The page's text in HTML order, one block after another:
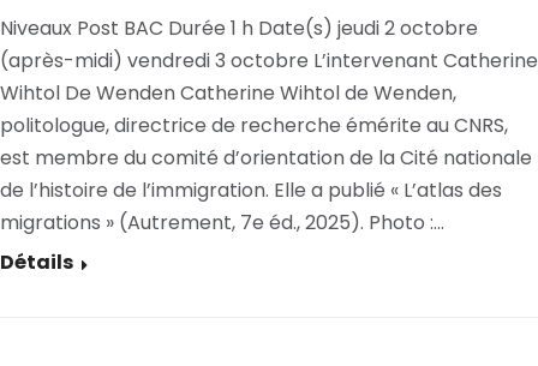
Niveaux Post BAC Durée 1 h Date(s) jeudi 2 octobre
(après-midi) vendredi 3 octobre L’intervenant Catherine
Wihtol De Wenden Catherine Wihtol de Wenden,
politologue, directrice de recherche émérite au CNRS,
est membre du comité d’orientation de la Cité nationale
de l’histoire de l’immigration. Elle a publié « L’atlas des
migrations » (Autrement, 7e éd., 2025). Photo :…
Détails